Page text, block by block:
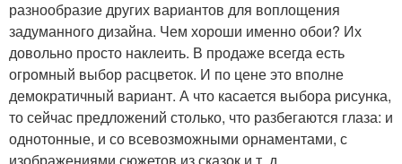
разнообразие других вариантов для воплощения
задуманного дизайна. Чем хороши именно обои? Их
довольно просто наклеить. В продаже всегда есть
огромный выбор расцветок. И по цене это вполне
демократичный вариант. А что касается выбора рисунка,
то сейчас предложений столько, что разбегаются глаза: и
однотонные, и со всевозможными орнаментами, с